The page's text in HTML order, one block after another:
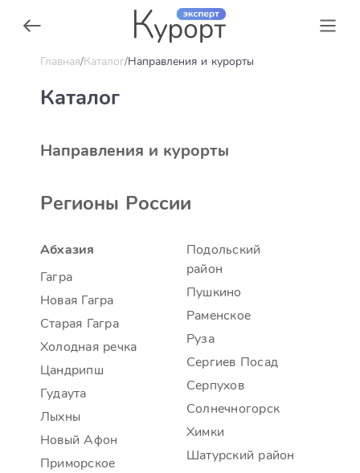
Главная Каталог Направления и курорты
Каталог
Направления и курорты
Регионы России
Абхазия
Гагра
Новая Гагра
Старая Гагра
Холодная речка
Цандрипш
Гудаута
Лыхны
Новый Афон
Приморское
Подольский
район
Пушкино
Раменское
Руза
Сергиев Посад
Серпухов
Солнечногорск
Химки
Шатурский район